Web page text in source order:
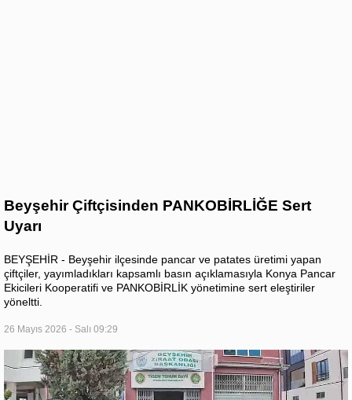
Beyşehir Çiftçisinden PANKOBİRLİĞE Sert
Uyarı
BEYŞEHİR - Beyşehir ilçesinde pancar ve patates üretimi yapan
çiftçiler, yayımladıkları kapsamlı basın açıklamasıyla Konya Pancar
Ekicileri Kooperatifi ve PANKOBİRLİK yönetimine sert eleştiriler
yöneltti.
26 Mayıs 2026 - Salı 09:29